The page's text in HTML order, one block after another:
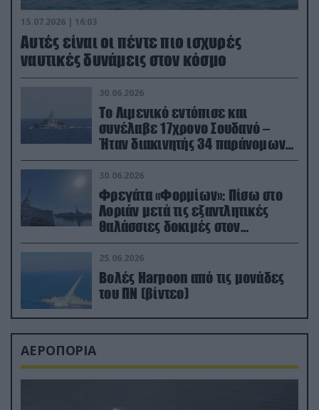
15.07.2026 | 16:03
Aυτές είναι οι πέντε πιο ισχυρές
ναυτικές δυνάμεις στον κόσμο
30.06.2026
Το Λιμενικό εντόπισε και
συνέλαβε 17χρονο Σουδανό –
Ήταν διακινητής 34 παράνομων
μεταναστών
30.06.2026
Φρεγάτα «Φορμίων»: Πίσω στο
Λοριάν μετά τις εξαντλητικές
θαλάσσιες δοκιμές στον
απαιτητικό Βισκαϊκό
25.06.2026
Βολές Harpoon από τις μονάδες
του ΠΝ (βίντεο)
ΑΕΡΟΠΟΡΙΑ